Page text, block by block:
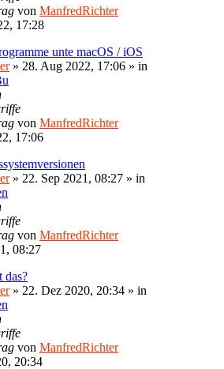
von ManfredRichter
17:28
unte macOS / iOS
» 28. Aug 2022, 17:06 » in
von ManfredRichter
17:06
» 22. Sep 2021, 08:27 » in
von ManfredRichter
08:27
das?
» 22. Dez 2020, 20:34 » in
von ManfredRichter
20:34